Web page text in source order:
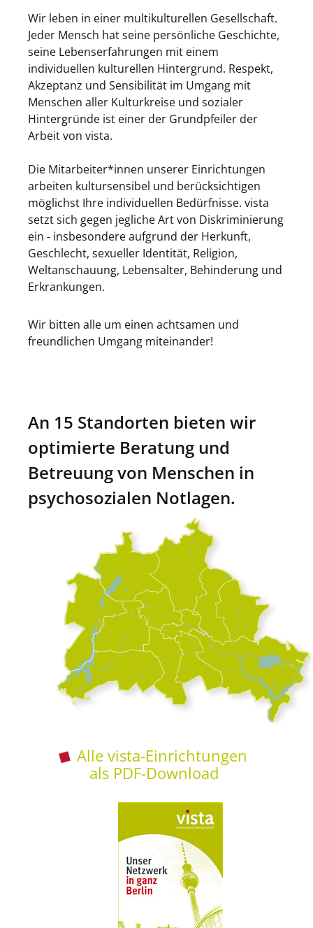
Wir leben in einer multikulturellen Gesellschaft.
Jeder Mensch hat seine persönliche Geschichte,
seine Lebenserfahrungen mit einem
individuellen kulturellen Hintergrund. Respekt,
Akzeptanz und Sensibilität im Umgang mit
Menschen aller Kulturkreise und sozialer
Hintergründe ist einer der Grundpfeiler der
Arbeit von vista.
Die Mitarbeiter*innen unserer Einrichtungen
arbeiten kultursensibel und berücksichtigen
möglichst Ihre individuellen Bedürfnisse. vista
setzt sich gegen jegliche Art von Diskriminierung
ein - insbesondere aufgrund der Herkunft,
Geschlecht, sexueller Identität, Religion,
Weltanschauung, Lebensalter, Behinderung und
Erkrankungen.
Wir bitten alle um einen achtsamen und
freundlichen Umgang miteinander!
An 15 Standorten bieten wir
optimierte Beratung und
Betreuung von Menschen in
psychosozialen Notlagen.
Alle vista-Einrichtungen
als PDF-Download